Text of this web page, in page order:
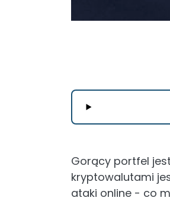
Gorący portfel
kryptowalutami
ataki online - co